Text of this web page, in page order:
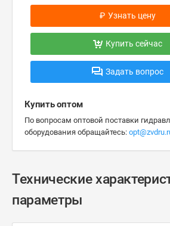
₽ Узнать цену
Купить сейчас
Задать вопрос
Купить оптом
По вопросам оптовой поставки
оборудования обращайтесь:
Технические
параметры